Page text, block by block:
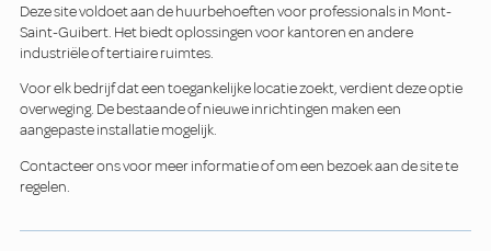
Deze site voldoet aan de huurbehoeften voor professionals in Mont-
Saint-Guibert. Het biedt oplossingen voor kantoren en andere
industriële of tertiaire ruimtes.
Voor elk bedrijf dat een toegankelijke locatie zoekt, verdient deze optie
overweging. De bestaande of nieuwe inrichtingen maken een
aangepaste installatie mogelijk.
Contacteer ons voor meer informatie of om een bezoek aan de site te
regelen.